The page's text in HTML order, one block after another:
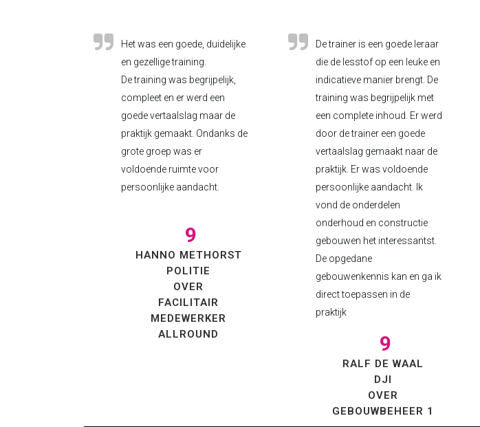
Het was een goede, duidelijke
en gezellige training.
De training was begrijpelijk,
compleet en er werd een
goede vertaalslag maar de
praktijk gemaakt. Ondanks de
grote groep was er
voldoende ruimte voor
persoonlijke aandacht.
9
HANNO METHORST
POLITIE
OVER
FACILITAIR
MEDEWERKER
ALLROUND
De trainer is een goede leraar
die de lesstof op een leuke en
indicatieve manier brengt. De
training was begrijpelijk met
een complete inhoud. Er werd
door de trainer een goede
vertaalslag gemaakt naar de
praktijk. Er was voldoende
persoonlijke aandacht. Ik
vond de onderdelen
onderhoud en constructie
gebouwen het interessantst.
De opgedane
gebouwenkennis kan en ga ik
direct toepassen in de
praktijk
9
RALF DE WAAL
DJI
OVER
GEBOUWBEHEER 1